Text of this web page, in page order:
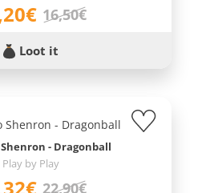
16,50€
Loot it
Shenron - Dragonball
Play by Play
22,90€